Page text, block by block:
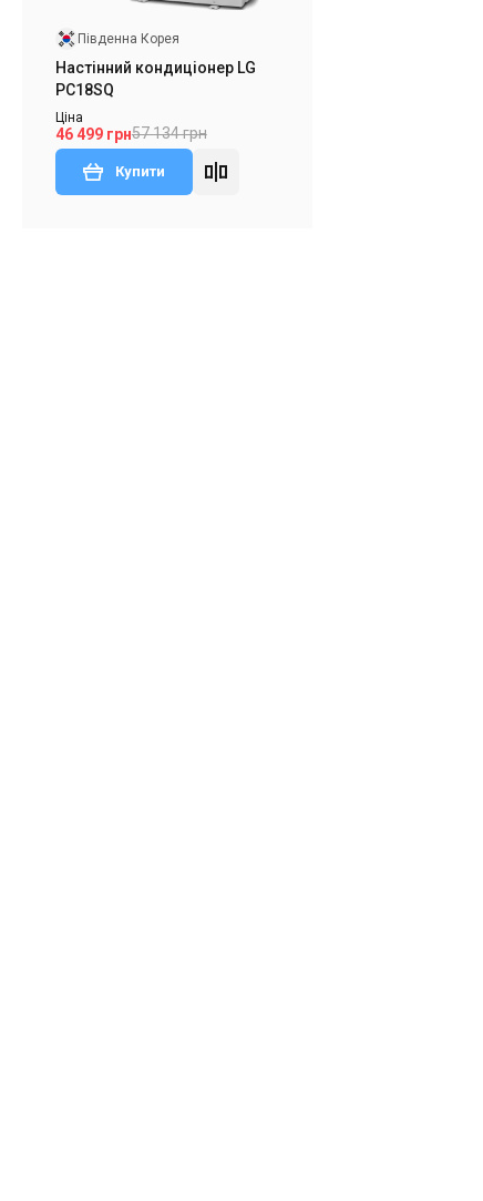
Південна Корея
Настінний кондиціонер LG
PC18SQ
Ціна
46 499 грн57 134 грн
Купити